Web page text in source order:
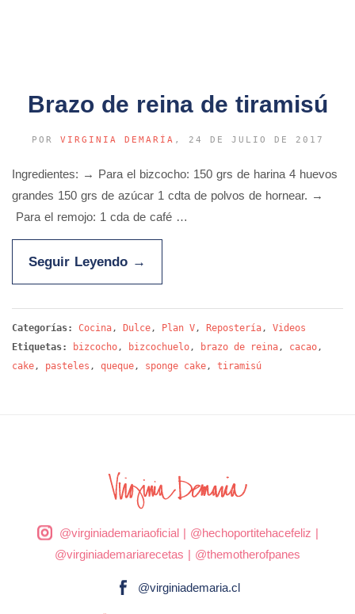
Brazo de reina de tiramisú
POR VIRGINIA DEMARÍA , 24 DE JULIO DE 2017
Ingredientes: → Para el bizcocho: 150 grs de harina 4 huevos
grandes 150 grs de azúcar 1 cdta de polvos de hornear. →
Para el remojo: 1 cda de café …
Seguir Leyendo →
Categorías: Cocina , Dulce , Plan V , Repostería , Videos
Etiquetas:
bizcocho , bizcochuelo , brazo de reina , cacao ,
cake , pasteles , queque , sponge cake , tiramisú
@virginiademariaoficial| @hechoportitehacefeliz |
@virginiademariarecetas | @themotherofpanes
@virginiademaria.cl